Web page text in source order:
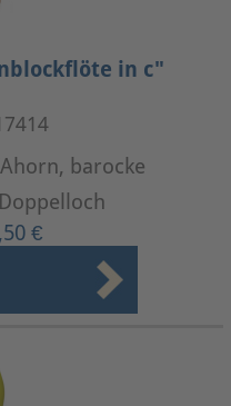
in c"
barocke
€